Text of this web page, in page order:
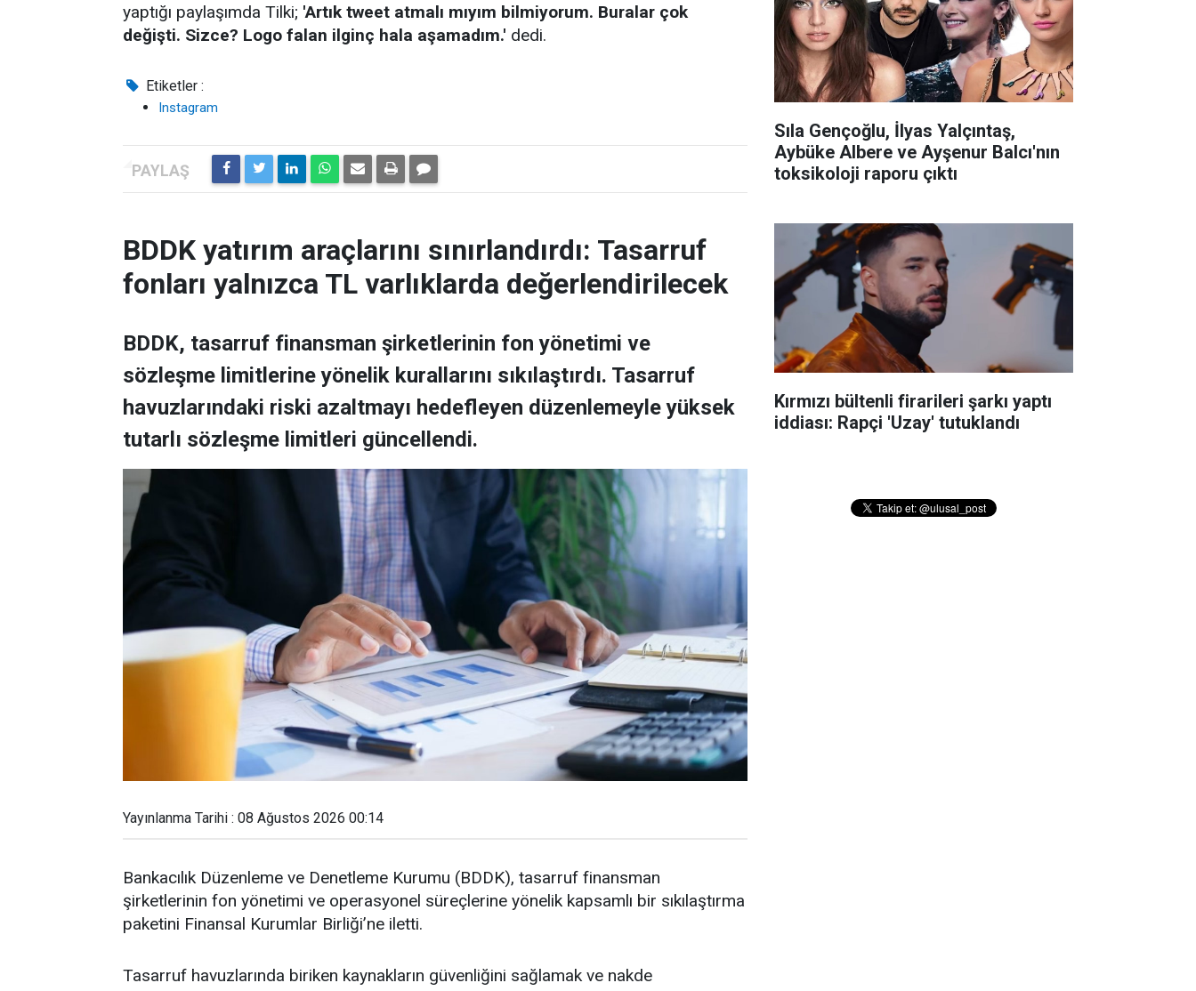
yaptığı paylaşımda Tilki; 'Artık tweet atmalı mıyım bilmiyorum. Buralar çok
değişti. Sizce? Logo falan ilginç hala aşamadım.' dedi.
Etiketler :
Instagram
BDDK yatırım araçlarını sınırlandırdı: Tasarruf
fonları yalnızca TL varlıklarda değerlendirilecek
BDDK, tasarruf finansman şirketlerinin fon yönetimi ve
sözleşme limitlerine yönelik kurallarını sıkılaştırdı. Tasarruf
havuzlarındaki riski azaltmayı hedefleyen düzenlemeyle yüksek
tutarlı sözleşme limitleri güncellendi.
Yayınlanma Tarihi : 08 Ağustos 2026 00:14
Bankacılık Düzenleme ve Denetleme Kurumu (BDDK), tasarruf finansman
şirketlerinin fon yönetimi ve operasyonel süreçlerine yönelik kapsamlı bir sıkılaştırma
paketini Finansal Kurumlar Birliği’ne iletti.
Tasarruf havuzlarında biriken kaynakların güvenliğini sağlamak ve nakde
Sıla Gençoğlu, İlyas Yalçıntaş,
Aybüke Albere ve Ayşenur Balcı'nın
toksikoloji raporu çıktı
Kırmızı bültenli firarileri şarkı yaptı
iddiası: Rapçi 'Uzay' tutuklandı